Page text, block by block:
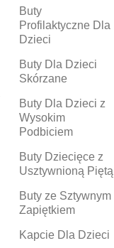
Buty
Profilaktyczne Dla
Dzieci
Buty Dla Dzieci
Skórzane
Buty Dla Dzieci z
Wysokim
Podbiciem
Buty Dziecięce z
Usztywnioną Piętą
Buty ze Sztywnym
Zapiętkiem
Kapcie Dla Dzieci